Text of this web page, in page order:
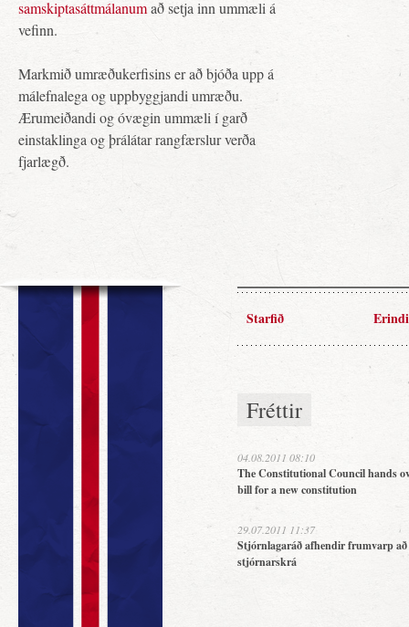
samskiptasáttmálanumað setja inn ummæli á
vefinn.
Markmið umræðukerfisins er að bjóða upp á
málefnalega og uppbyggjandi umræðu.
Ærumeiðandi og óvægin ummæli í garð
einstaklinga og þrálátar rangfærslur verða
fjarlægð.
Starfið Erindi
Fréttir
04.08.2011 08:10
The Constitutional Council hands
bill for a new constitution
29.07.2011 11:37
Stjórnlagaráð afhendir frumvarp
stjórnarskrá